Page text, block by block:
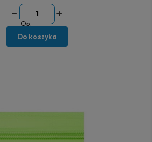
Op.
Do koszyka